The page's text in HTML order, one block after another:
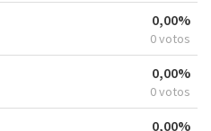
0,00%
0 votos
0,00%
0 votos
0,00%